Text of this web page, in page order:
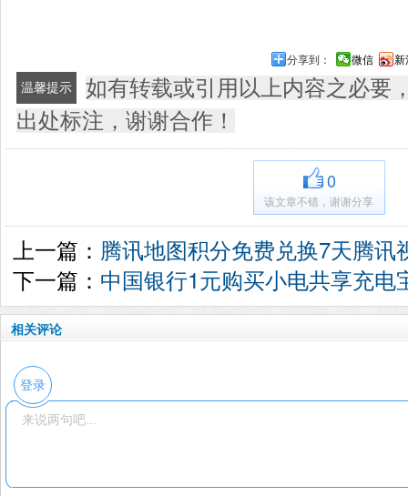
分享到： 微信 新
温馨提示
如有转载或引用以上内容之必要
出处标注，谢谢合作！
0
该文章不错，谢谢分享
上一篇： 腾讯地图积分免费兑换7天腾讯
下一篇： 中国银行1元购买小电共享充电
相关评论
登录